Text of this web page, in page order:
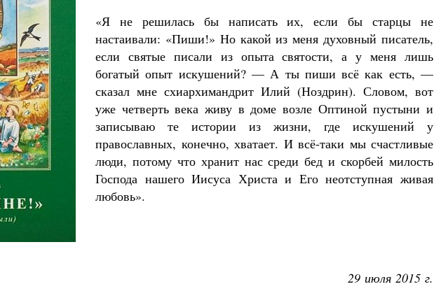
«Я не решилась бы написать их, если бы старцы не
настаивали: «Пиши!» Но какой из меня духовный писатель,
если святые писали из опыта святости, а у меня лишь
богатый опыт искушений? — А ты пиши всё как есть, —
сказал мне схиархимандрит Илий (Ноздрин). Словом, вот
уже четверть века живу в доме возле Оптиной пустыни и
записываю те истории из жизни, где искушений у
православных, конечно, хватает. И всё-таки мы счастливые
люди, потому что хранит нас среди бед и скорбей милость
Господа нашего Иисуса Христа и Его неотступная живая
любовь».
29 июля 2015 г.
Как найти своё место в жизни
Кирилл Мурышев
Великомученик Георгий Победоносец. Научись у
святого
Роман Котов